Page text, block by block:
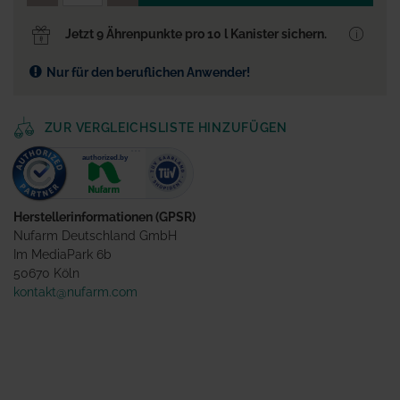
Jetzt 9 Ährenpunkte pro 10 l Kanister sichern.
Nur für den beruflichen Anwender!
ZUR VERGLEICHSLISTE HINZUFÜGEN
Herstellerinformationen (GPSR)
Nufarm Deutschland GmbH
Im MediaPark 6b
50670 Köln
kontakt@nufarm.com